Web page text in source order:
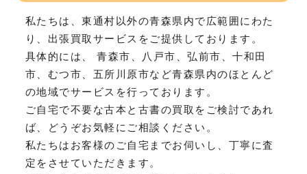
私たちは、東通村以外の青森県内で広範囲にわた
り、 出張買取サービスをご提供しております。
具体的には、 青森市、八戸市、弘前市、十和田
市、むつ市、五所川原市など青森県内のほとんど
の地域でサービスを行っております。
ご自宅で不要な古本と古書の買取をご検討であれ
ば、どうぞお気軽にご相談ください。
私たちはお客様のご自宅までお伺いし、丁寧に査
定をさせていただきます。